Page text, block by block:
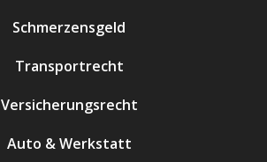
Schmerzensgeld
Transportrecht
Versicherungsrecht
Auto & Werkstatt